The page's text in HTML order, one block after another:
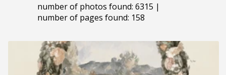
number of photos found: 6315 |
number of pages found: 158